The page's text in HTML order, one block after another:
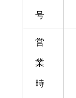
号
営
業
時